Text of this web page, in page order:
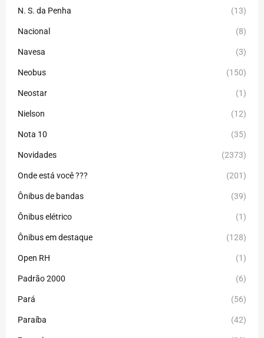
N. S. da Penha (13)
Nacional (8)
Navesa (3)
Neobus (150)
Neostar (1)
Nielson (12)
Nota 10 (35)
Novidades (2373)
Onde está você ??? (201)
Ônibus de bandas (39)
Ônibus elétrico (1)
Ônibus em destaque (128)
Open RH (1)
Padrão 2000 (6)
Pará (56)
Paraíba (42)